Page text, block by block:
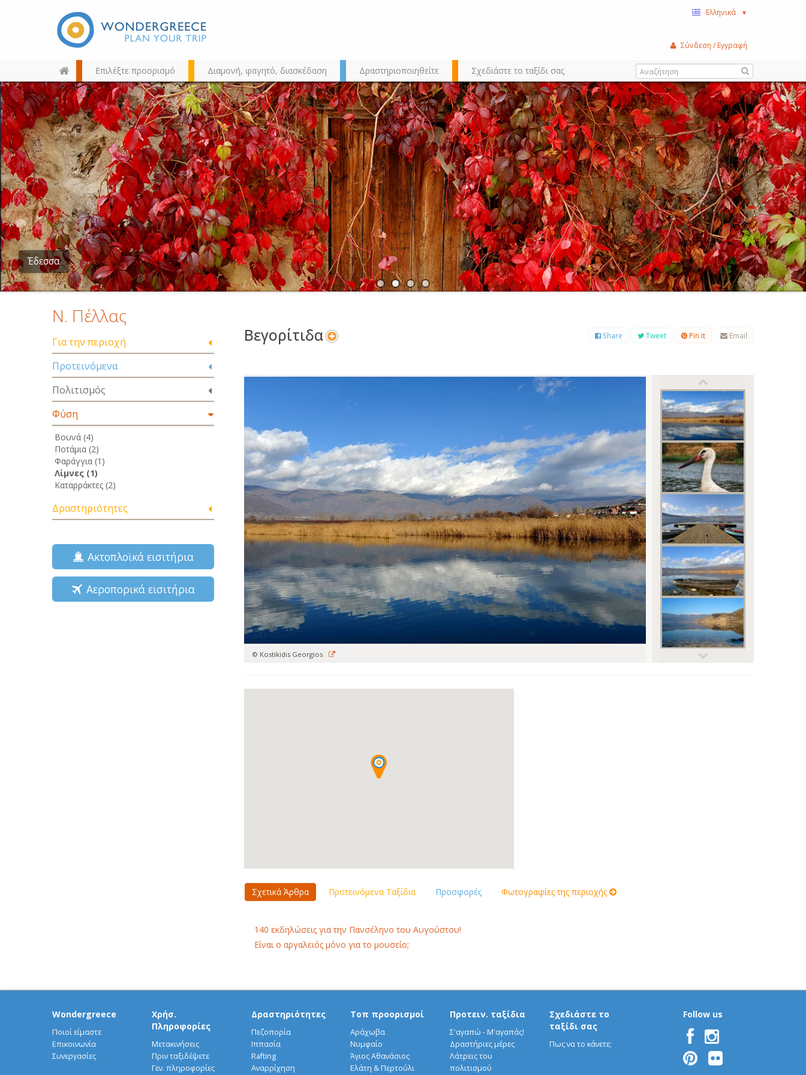
Ελληνικά ▼
Επιλέξτε προορισμό Διαμονή, φαγητό, διασκέδαση Δραστηριοποιηθείτε Σχεδιάστε το ταξίδι σας
Σύνδεση / Εγγραφή
Διαλέξτε τον προορισμό σας
από τον χάρτη, την αναζήτηση
ή αλφαβητικά
Έδεσσα
Ν. Πέλλας
Για την περιοχή
Προτεινόμενα
Πολιτισμός
Φύση
Βουνά (4)
Ποτάμια (2)
Φαράγγια (1)
Λίμνες (1)
Καταρράκτες (2)
Δραστηριότητες
Ακτοπλοϊκά εισιτήρια
Αεροπορικά εισιτήρια
Βεγορίτιδα Share Tweet Pin it Email
© Kostikidis Georgios © underflowR
Σχετικά Άρθρα Προτεινόμενα Ταξίδια Προσφορές Φωτογραφίες της περιοχής
140 εκδηλώσεις για την Πανσέληνο του Αυγούστου!
Είναι ο αργαλειός μόνο για το μουσείο;
Wondergreece
Ποιοί είμαστε
Επικοινωνία
Συνεργασίες
Χρήσ.
Πληροφορίες
Μετακινήσεις
Πριν ταξιδέψετε
Γεν. πληροφορίες
Δραστηριότητες
Πεζοπορία
Ιππασία
Rafting
Αναρρίχηση
Τοπ προορισμοί
Αράχωβα
Νυμφαίο
Άγιος Αθανάσιος
Ελάτη & Περτούλι
Προτειν. ταξίδια
Σ'αγαπώ - Μ'αγαπάς!
Δραστήριες μέρες
Λάτρεις του
πολιτισμού
Σχεδιάστε το
ταξίδι σας
Πως να το κάνετε;
Follow us